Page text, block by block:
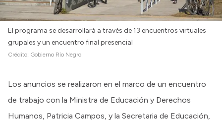
El programa se desarrollará a través de 13 encuentros virtuales
grupales y un encuentro final presencial
Crédito: Gobierno Río Negro
Los anuncios se realizaron en el marco de un encuentro
de trabajo con la Ministra de Educación y Derechos
Humanos, Patricia Campos, y la Secretaria de Educación,